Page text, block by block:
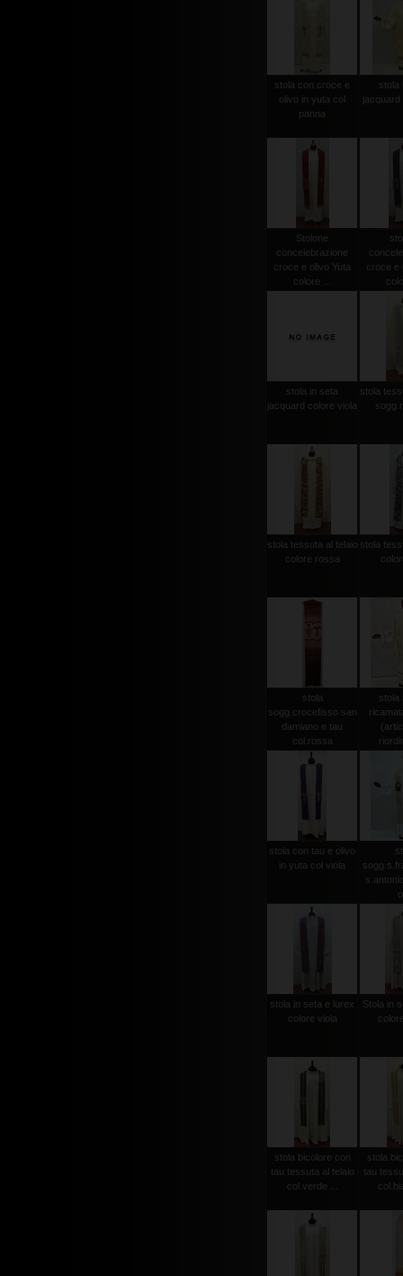
stola con croce e
olivo in yuta col
panna
stola
Stolone
concelebrazione
croce e olivo Yuta
colore ...
croce e
stola in seta
jacquard colore viola
stola
stola tessuta al telaio
colore rossa
stola
stola
sogg.crocefisso san
damiano e tau
col.rossa
stola
stola con tau e olivo
in yuta col viola
stola in seta e lurex
colore viola
Stola in
stola bicolore con
tau tessuta al telaio
col.verde ...
stola
tau